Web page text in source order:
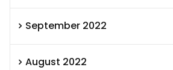
September 2022
August 2022